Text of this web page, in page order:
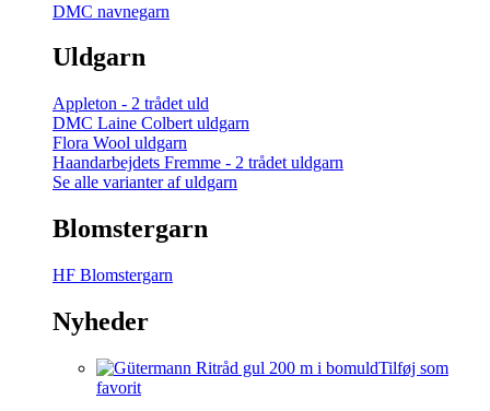
DMC navnegarn
Uldgarn
Appleton - 2 trådet uld
DMC Laine Colbert uldgarn
Flora Wool uldgarn
Haandarbejdets Fremme - 2 trådet uldgarn
Se alle varianter af uldgarn
Blomstergarn
HF Blomstergarn
Nyheder
Tilføj som
favorit